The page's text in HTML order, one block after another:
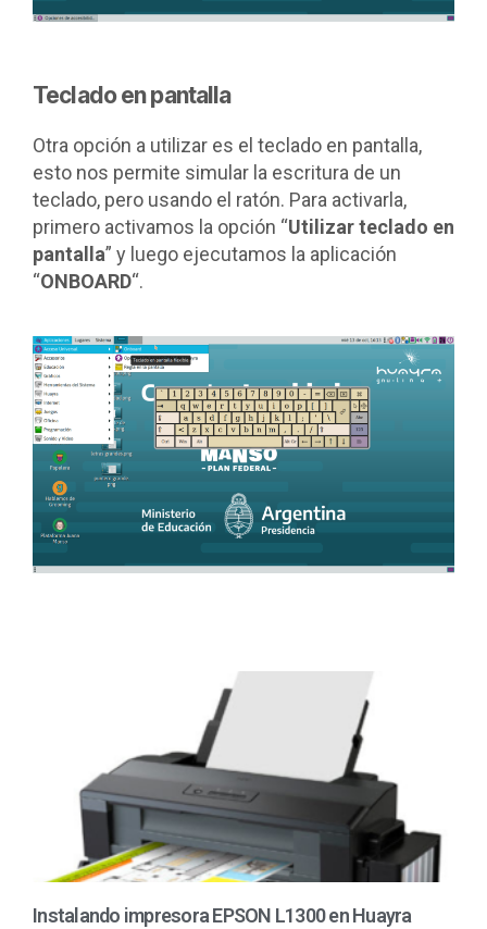
Teclado en pantalla
Otra opción a utilizar es el teclado en pantalla,
esto nos permite simular la escritura de un
teclado, pero usando el ratón. Para activarla,
primero activamos la opción “Utilizar teclado en
pantalla” y luego ejecutamos la aplicación
“ONBOARD“.
Instalando impresora EPSON L1300 en Huayra